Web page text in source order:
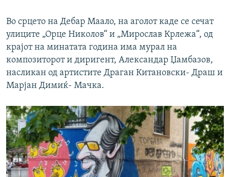
Во срцето на Дебар Маало, на аголот каде се сечат
улиците „Орце Николов“ и „Мирослав Крлежа“, од
крајот на минатата година има мурал на
композиторот и диригент, Александар Џамбазов,
насликан од артистите Драган Китановски- Драш и
Марјан Димиќ- Мачка.